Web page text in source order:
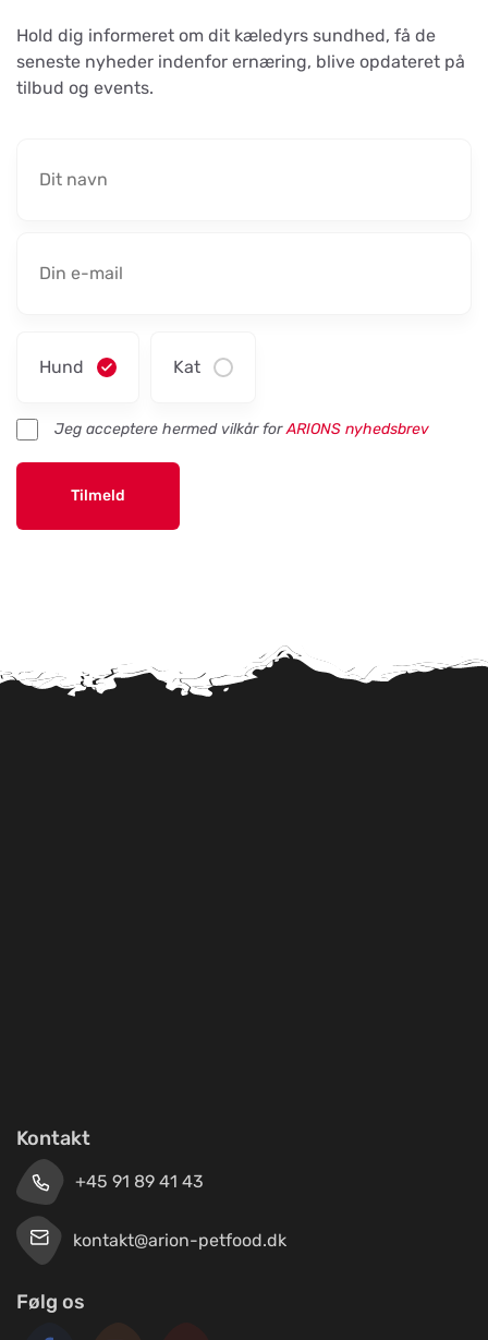
Hold dig informeret om dit kæledyrs sundhed, få de
seneste nyheder indenfor ernæring, blive opdateret på
tilbud og events.
Hund Kat
Jeg acceptere hermed vilkår forARIONS nyhedsbrev
Tilmeld
Kontakt
+45 91 89 41 43
kontakt@arion-petfood.dk
Følg os